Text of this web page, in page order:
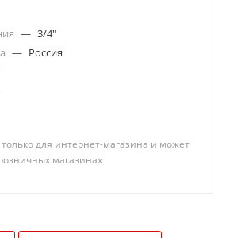
— 3/4"
— Россия
для интернет-магазина и может
магазинах